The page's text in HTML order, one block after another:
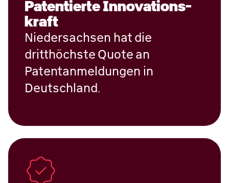
Pa­ten­tierte Innovations­
kraft
Niedersachsen hat die
dritthöchste Quote an
Patentanmeldungen in
Deutschland.